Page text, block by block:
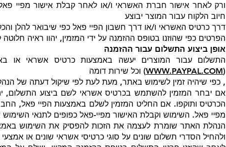
ורק לאחר אישור חברת האשראי ו/או לאחר קבלת אישור מפיי
חיוב הלקוח עבור המוצר יבוצע
דרך כרטיס האשראי ו/או דרך חשבון הפיי פאל כפי שיבואר להלן
הפרטים כפי שהוזנו בטופס ההזמנה על ידי המזמין, יהוו ראיה חלוטה
אופן ביצוע התשלום עבור ההזמנה
התשלום עבור המוצרים יעשה באמצעות כרטיס אשראי או
(
WWW.PAYPAL.COM) וכל שירות דומה
, כפי שיהיה זמין לשימוש באתר, מעת לעת לפי שיקול דעתה של
אם יבחר המזמין להשתמש בכרטיס אשראי לשם ביצוע התשלום,
הכרטיס ותוקפו. אם החליט המזמין לשלם באמצעות הפיי פאל,
מפיי פאל. השימוש וקבלת האישור מפיי-פאל כפופים לתנאי
הנהלת האתר שומרת לעצמה את הזכות להפסיק את השימוש
ולהחיל הסדרי תשלום שונים על סוגי כרטיסי אשראי שונים או